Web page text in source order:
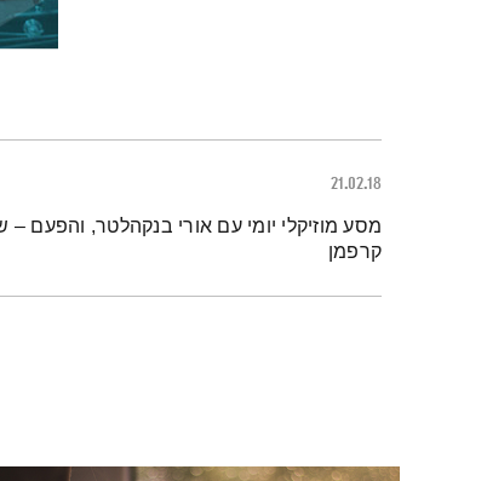
21.02.18
תמצית הפודקאסט
מסע מוזיקלי יומי עם אורי בנקהלטר, והפעם
קרפמן